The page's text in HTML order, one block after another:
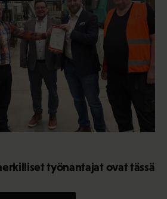
työnantajat ovat tässä